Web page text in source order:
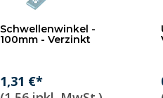
Schwellenwinkel -
100mm - Verzinkt
1,31 €*